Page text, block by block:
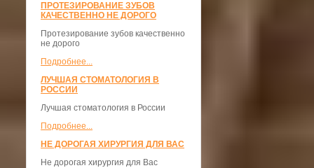
ПРОТЕЗИРОВАНИЕ ЗУБОВ
КАЧЕСТВЕННО НЕ ДОРОГО
Протезирование зубов качественно
не дорого
Подробнее...
ЛУЧШАЯ СТОМАТОЛОГИЯ В
РОССИИ
Лучшая стоматология в России
Подробнее...
НЕ ДОРОГАЯ ХИРУРГИЯ ДЛЯ ВАС
Не дорогая хирургия для Вас